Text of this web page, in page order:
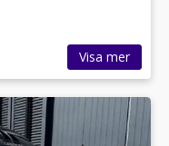
Visa mer